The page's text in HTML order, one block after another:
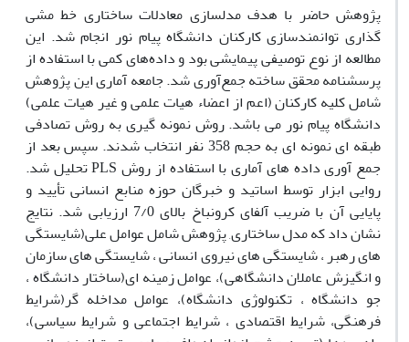
پژوهش حاضر با هدف مدلسازی معادلات ساختاری خط مشی
گذاری توانمندسازی کارکنان دانشگاه پیام نور انجام شد. این
مطالعه از نوع توصیفی پیمایشی بود و داده‌های کمی با استفاده از
پرسشنامه محقق ساخته جمع‌آوری شد. جامعه آماری این پژوهش
شامل کلیه کارکنان (اعم از اعضاء هیات علمی و غیر هیات علمی)
دانشگاه پیام نور می باشد. روش نمونه گیری به روش تصادفی
طبقه ای نمونه ای به حجم 358 نفر انتخاب شدند. سپس بعد از
جمع آوری داده های آماری با استفاده از روش PLS تحلیل شد.
روایی ابزار توسط اساتید و خبرگان حوزه منابع انسانی تأیید و
پایایی آن با ضریب آلفای کرونباخ بالای 7/0 ارزیابی شد. نتایج
نشان داد که مدل ساختاری, پژوهش شامل عوامل علی(شایستگی
های رهبر ، شایستگی های نیروی انسانی ، شایستگی های سازمان
و انگیزش عاملان دانشگاهی)، عوامل زمینه ای(ساختار دانشگاه ،
جو دانشگاه ، تکنولوژی دانشگاه)، عوامل مداخله گر(شرایط
فرهنگی، شرایط اقتصادی ، شرایط اجتماعی و شرایط سیاسی)،